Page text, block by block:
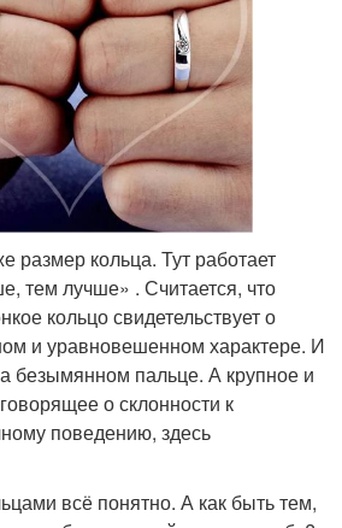
размер кольца. Тут работает
тем лучше» . Считается, что
кольцо свидетельствует о
и уравновешенном характере. И
безымянном пальце. А крупное и
о склонности к
поведению, здесь
всё понятно. А как быть тем,